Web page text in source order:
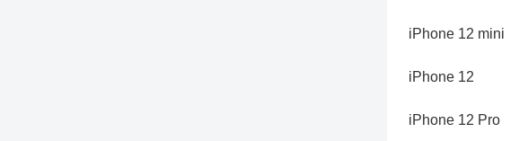
iPhone 12 mini
iPhone 12
iPhone 12 Pro